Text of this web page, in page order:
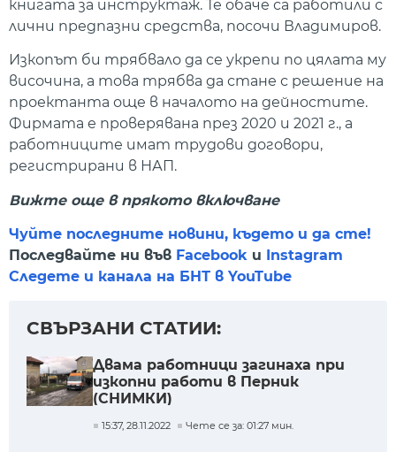
книгата за инструктаж. Те обаче са работили с
лични предпазни средства, посочи Владимиров.
Изкопът би трябвало да се укрепи по цялата му
височина, а това трябва да стане с решение на
проектанта още в началото на дейностите.
Фирмата е проверявана през 2020 и 2021 г., а
работниците имат трудови договори,
регистрирани в НАП.
Вижте още в прякото включване
Чуйте последните новини, където и да сте!
Последвайте ни във Facebook и
Instagram
Следете и канала на БНТ в YouTube
СВЪРЗАНИ СТАТИИ:
Двама работници загинаха при
изкопни работи в Перник
(СНИМКИ)
15:37, 28.11.2022 Чете се за: 01:27 мин.